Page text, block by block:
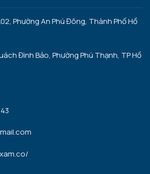
Phường An Phú Đông, Thành Phố Hồ
Đình Bảo, Phường Phú Thạnh, TP Hồ